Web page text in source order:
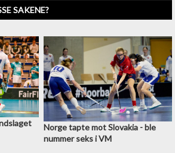
SAKENE?
Norge tapte mot Slovakia - ble
nummer seks i VM